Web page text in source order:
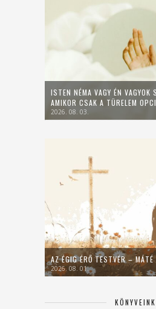
ISTEN NÉMA VAGY ÉN VAGYOK
AMIKOR CSAK A TÜRELEM
2026. 08. 03.
AZ ÉGIG ÉRŐ TESTVÉR – MÁTÉ
2026. 08. 01.
KÖNYVEINK